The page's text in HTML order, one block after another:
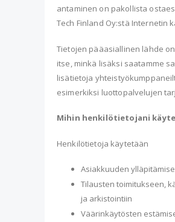
antaminen on pakollista
Tech Finland Oy:stä Internetin
Tietojen pääasiallinen lähde
itse, minkä lisäksi saatamme
lisätietoja
esimerkiksi luottopalvelujen
Mihin henkilötietojani
Henkilötietoja käytetään
Asiakkuuden
Tilausten toimitukseen,
ja arkistointiin
Väärinkäytösten